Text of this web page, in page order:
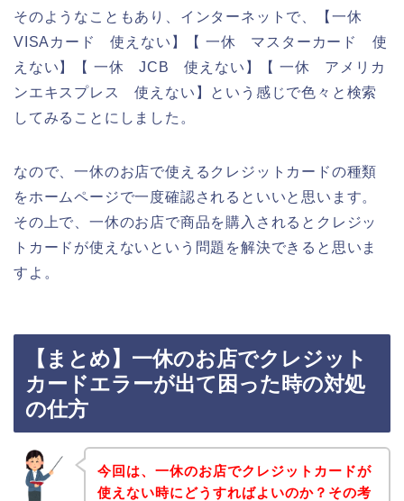
そのようなこともあり、インターネットで、【一休
VISAカード 使えない】【 一休 マスターカード 使
えない】【 一休 JCB 使えない】【 一休 アメリカ
ンエキスプレス 使えない】という感じで色々と検索
してみることにしました。
なので、一休のお店で使えるクレジットカードの種類
をホームページで一度確認されるといいと思います。
その上で、一休のお店で商品を購入されるとクレジッ
トカードが使えないという問題を解決できると思いま
すよ。
【まとめ】一休のお店でクレジット
カードエラーが出て困った時の対処
の仕方
今回は、一休のお店でクレジットカードが
使えない時にどうすればよいのか？その考